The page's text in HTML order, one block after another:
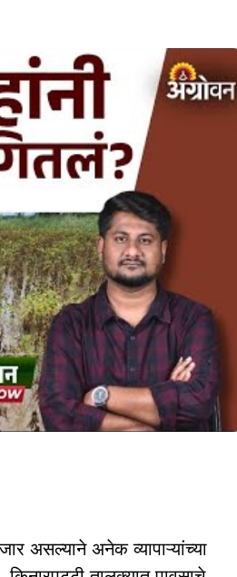
असल्याने अनेक व्यापाऱ्यांच्या